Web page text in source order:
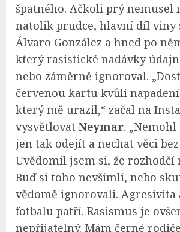
špatného. Ačkoli prý nemusel
natolik prudce, hlavní díl viny
Álvaro González a hned po
který rasistické nadávky
nebo záměrně ignoroval.
červenou kartu kvůli
který mě urazil,“ začal na
vysvětlovat Neymar.
jen tak odejít a nechat věci
Uvědomil jsem si, že rozhodčí
Buď si toho nevšimli, nebo
vědomě ignorovali. Agresivita
fotbalu patří. Rasismus je
nepřijatelný. Mám černé